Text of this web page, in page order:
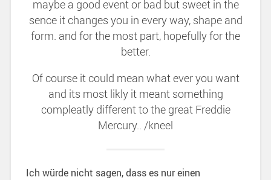
maybe a good event or bad but sweet in the
sence it changes you in every way, shape and
form. and for the most part, hopefully for the
better.
Of course it could mean what ever you want
and its most likly it meant something
compleatly different to the great Freddie
Mercury.. /kneel
Ich würde nicht sagen, dass es nur einen